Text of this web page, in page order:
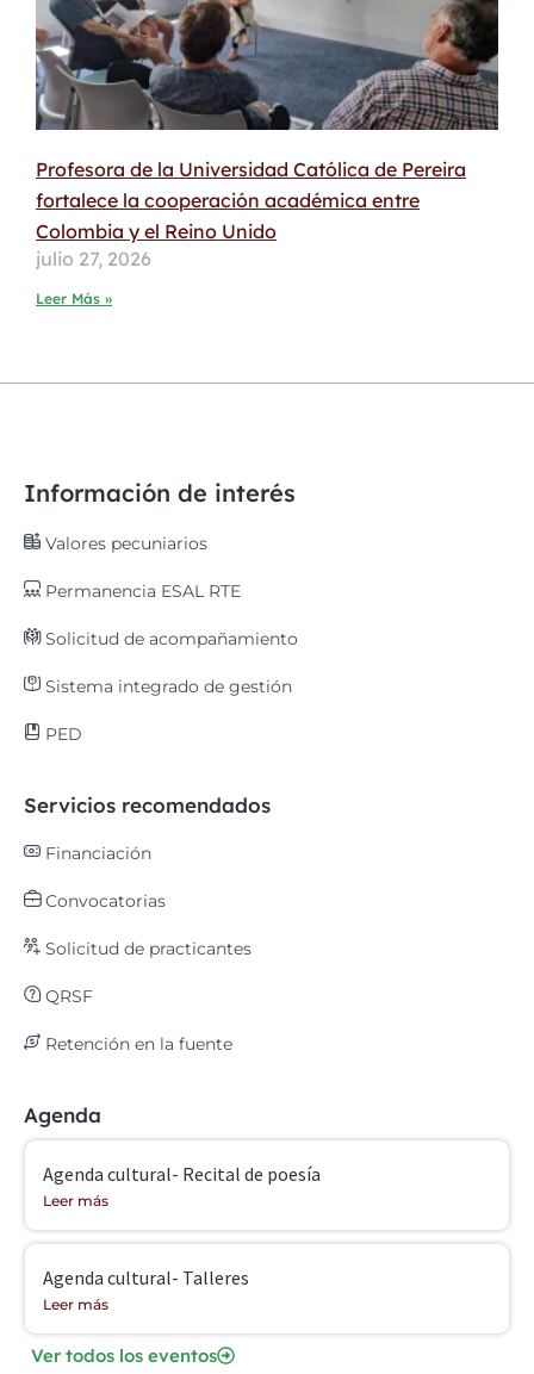
Profesora de la Universidad Católica de Pereira
fortalece la cooperación académica entre
Colombia y el Reino Unido
julio 27, 2026
Leer Más »
Información de interés
Valores pecuniarios
Permanencia ESAL RTE
Solicitud de acompañamiento
Sistema integrado de gestión
PED
Servicios recomendados
Financiación
Convocatorias
Solicitud de practicantes
QRSF
Retención en la fuente
Agenda
Agenda cultural- Recital de poesía
Leer más
Agenda cultural- Talleres
Leer más
Ver todos los eventos